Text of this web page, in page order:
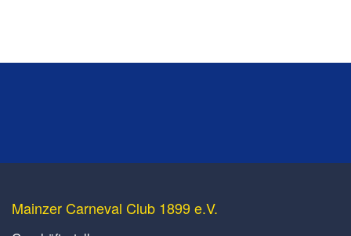
Mainzer Carneval Club 1899 e.V.